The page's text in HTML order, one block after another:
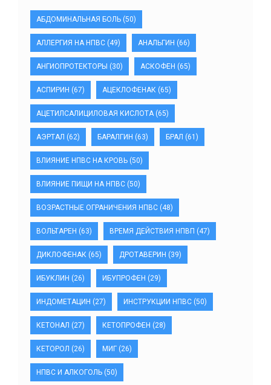
АБДОМИНАЛЬНАЯ БОЛЬ (50)
АЛЛЕРГИЯ НА НПВС (49) АНАЛЬГИН (66)
АНГИОПРОТЕКТОРЫ (30) АСКОФЕН (65)
АСПИРИН (67) АЦЕКЛОФЕНАК (65)
АЦЕТИЛСАЛИЦИЛОВАЯ КИСЛОТА(65)
АЭРТАЛ (62) БАРАЛГИН (63) БРАЛ (61)
ВЛИЯНИЕ НПВС НА КРОВЬ (50)
ВЛИЯНИЕ ПИЩИ НА НПВС (50)
ВОЗРАСТНЫЕ ОГРАНИЧЕНИЯ НПВС (48)
ВОЛЬТАРЕН (63) ВРЕМЯ ДЕЙСТВИЯ НПВП (47)
ДИКЛОФЕНАК (65) ДРОТАВЕРИН (39)
ИБУКЛИН (26) ИБУПРОФЕН (29)
ИНДОМЕТАЦИН (27) ИНСТРУКЦИИ НПВС (50)
КЕТОНАЛ (27) КЕТОПРОФЕН (28)
КЕТОРОЛ (26) МИГ (26)
НПВС И АЛКОГОЛЬ (50)